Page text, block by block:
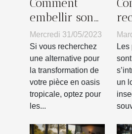
Comment
embellir son
intérieur par
des
revêtements
de coussins à
design de
plante ?
Mercredi 31/05/2023
Si vous recherchez
une alternative pour
la transformation de
votre pièce en oasis
tropicale, optez pour
les...
?
un